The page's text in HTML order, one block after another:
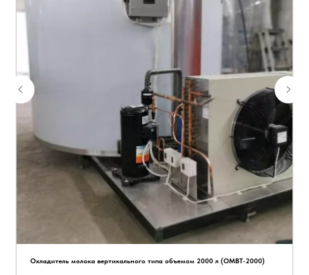
Охладитель молока вертикального типа объемом 2000 л (ОМВТ-2000)